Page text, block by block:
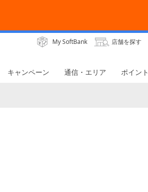
My SoftBank 店舗を探す
キャンペーン 通信・エリア ポイント